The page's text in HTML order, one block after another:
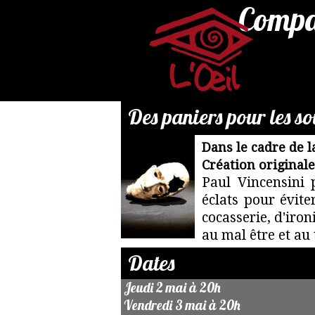
Des paniers pour les
mail
:
reservation@compagnie-
loeil.fr
Dans le cadre de
Création
Paul
éclats pour
cocasserie,
au mal être et
Dates
Jeudi 2 mai à 20h
Vendredi 3 mai à 20h